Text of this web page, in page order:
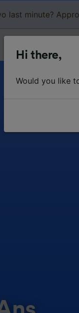
last minute?
Hi there,
Would you like